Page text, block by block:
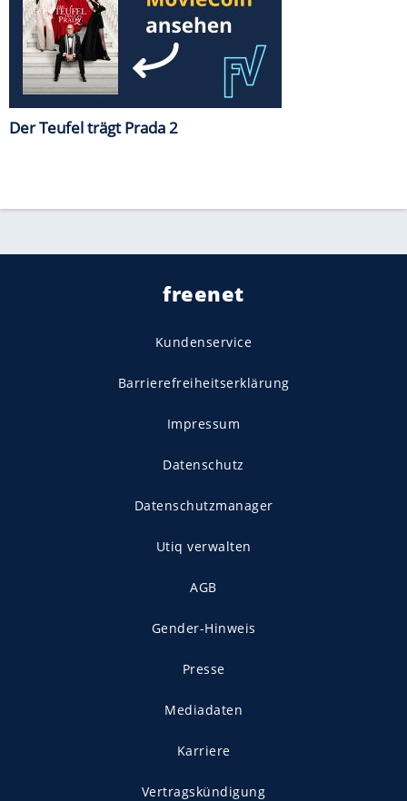
Der Teufel trägt Prada 2
freenet
Kundenservice
Barrierefreiheitserklärung
Impressum
Datenschutz
Datenschutzmanager
Utiq verwalten
AGB
Gender-Hinweis
Presse
Mediadaten
Karriere
Vertragskündigung